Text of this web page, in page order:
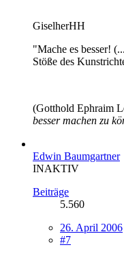
GiselherHH
"Mache es besser!
Stöße des
(Gotthold Ephraim
besser machen zu
Edwin Baumgartner
INAKTIV
Beiträge
5.560
26. April 2006
#7